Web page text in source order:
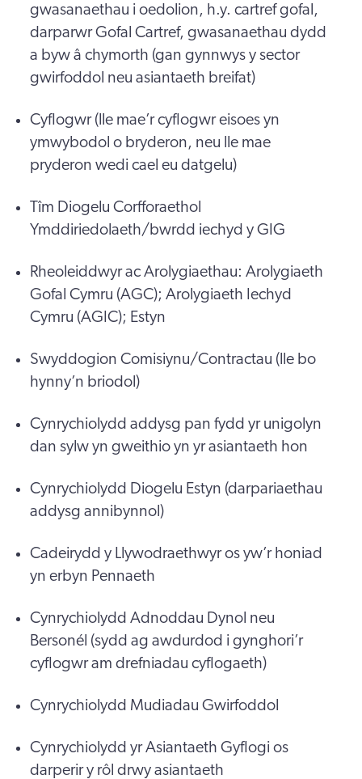
gwasanaethau i oedolion, h.y. cartref gofal,
darparwr Gofal Cartref, gwasanaethau dydd
a byw â chymorth (gan gynnwys y sector
gwirfoddol neu asiantaeth breifat)
Cyflogwr (lle mae’r cyflogwr eisoes yn
ymwybodol o bryderon, neu lle mae
pryderon wedi cael eu datgelu)
Tîm Diogelu Corfforaethol
Ymddiriedolaeth/bwrdd iechyd y GIG
Rheoleiddwyr ac Arolygiaethau: Arolygiaeth
Gofal Cymru (AGC); Arolygiaeth Iechyd
Cymru (AGIC); Estyn
Swyddogion Comisiynu/Contractau (lle bo
hynny’n briodol)
Cynrychiolydd addysg pan fydd yr unigolyn
dan sylw yn gweithio yn yr asiantaeth hon
Cynrychiolydd Diogelu Estyn (darpariaethau
addysg annibynnol)
Cadeirydd y Llywodraethwyr os yw’r honiad
yn erbyn Pennaeth
Cynrychiolydd Adnoddau Dynol neu
Bersonél (sydd ag awdurdod i gynghori’r
cyflogwr am drefniadau cyflogaeth)
Cynrychiolydd Mudiadau Gwirfoddol
Cynrychiolydd yr Asiantaeth Gyflogi os
darperir y rôl drwy asiantaeth